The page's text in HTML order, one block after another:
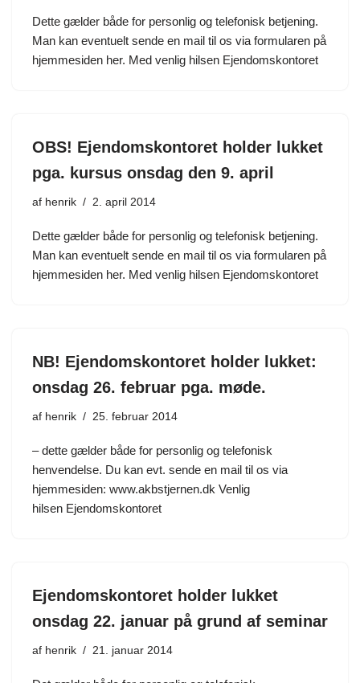
Dette gælder både for personlig og telefonisk betjening.
Man kan eventuelt sende en mail til os via formularen på
hjemmesiden her. Med venlig hilsen Ejendomskontoret
OBS! Ejendomskontoret holder lukket
pga. kursus onsdag den 9. april
af henrik 2. april 2014
Dette gælder både for personlig og telefonisk betjening.
Man kan eventuelt sende en mail til os via formularen på
hjemmesiden her. Med venlig hilsen Ejendomskontoret
NB! Ejendomskontoret holder lukket:
onsdag 26. februar pga. møde.
af henrik 25. februar 2014
– dette gælder både for personlig og telefonisk
henvendelse. Du kan evt. sende en mail til os via
hjemmesiden: www.akbstjernen.dk Venlig
hilsen Ejendomskontoret
Ejendomskontoret holder lukket
onsdag 22. januar på grund af seminar
af henrik 21. januar 2014